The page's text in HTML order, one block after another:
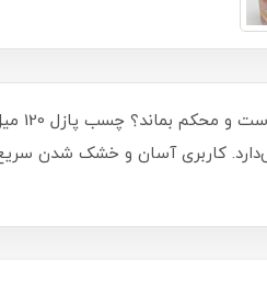
کاربری آسان و خشک شدن